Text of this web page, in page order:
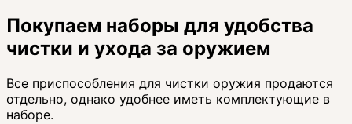
Покупаем наборы для удобства
чистки и ухода за оружием
Все приспособления для чистки оружия продаются
отдельно, однако удобнее иметь комплектующие в
наборе.